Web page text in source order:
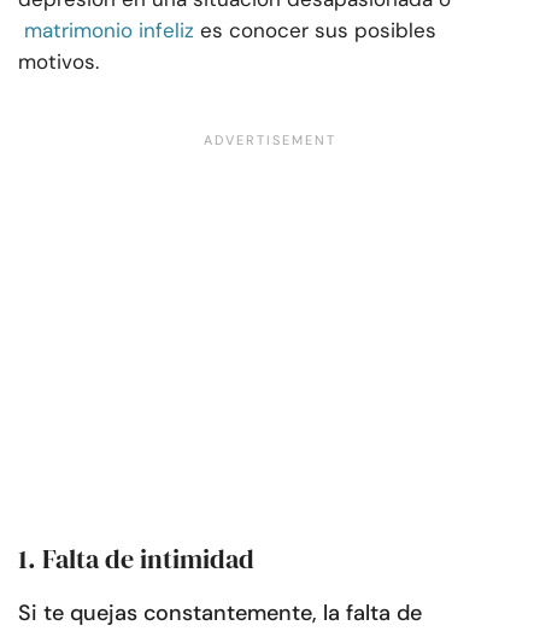
matrimonio infeliz es conocer sus posibles
motivos.
1. Falta de intimidad
Si te quejas constantemente, la falta de